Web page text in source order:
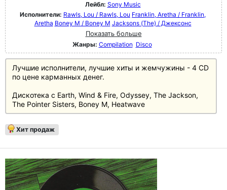
Лейбл: Sony Music
Исполнители: Rawls, Lou / Rawls, Lou Franklin, Aretha / Franklin,
Aretha Boney M / Boney M Jacksons (The) / Джексонс
Показать больше
Жанры: Compilation Disco
Лучшие исполнители, лучшие хиты и жемчужины - 4 CD
по цене карманных денег.
Дискотека с Earth, Wind & Fire, Odyssey, The Jackson,
The Pointer Sisters, Boney M, Heatwave
Хит продаж